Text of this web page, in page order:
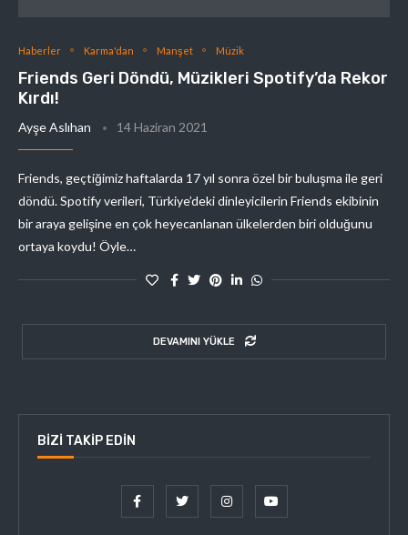
Haberler Karma'dan Manşet Müzik
Friends Geri Döndü, Müzikleri Spotify’da Rekor
Kırdı!
Ayşe Aslıhan 14 Haziran 2021
Friends, geçtiğimiz haftalarda 17 yıl sonra özel bir buluşma ile geri
döndü. Spotify verileri, Türkiye’deki dinleyicilerin Friends ekibinin
bir araya gelişine en çok heyecanlanan ülkelerden biri olduğunu
ortaya koydu! Öyle…
DEVAMINI YÜKLE
BIZI TAKIP EDIN